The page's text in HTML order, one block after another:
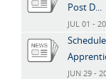
Post D...
JUL 01 -
JUN 29 -